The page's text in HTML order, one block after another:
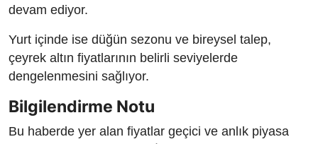
devam ediyor.
Yurt içinde ise düğün sezonu ve bireysel talep,
çeyrek altın fiyatlarının belirli seviyelerde
dengelenmesini sağlıyor.
Bilgilendirme Notu
Bu haberde yer alan fiyatlar geçici ve anlık piyasa